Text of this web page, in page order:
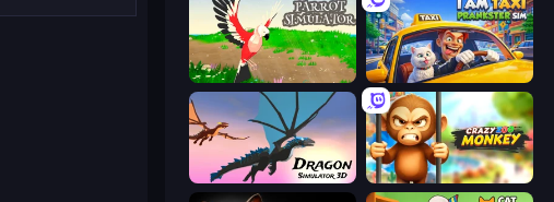
Parrot Simulator I Am Taxi Prankster Sim
Dragon Simulator 3D Crazy Zoo Monkey